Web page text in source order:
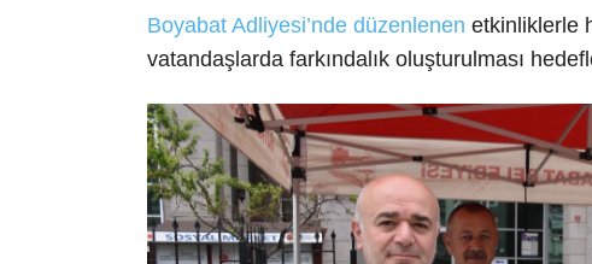
Boyabat Adliyesi’nde düzenlenen etkinliklerle
vatandaşlarda farkındalık oluşturulması